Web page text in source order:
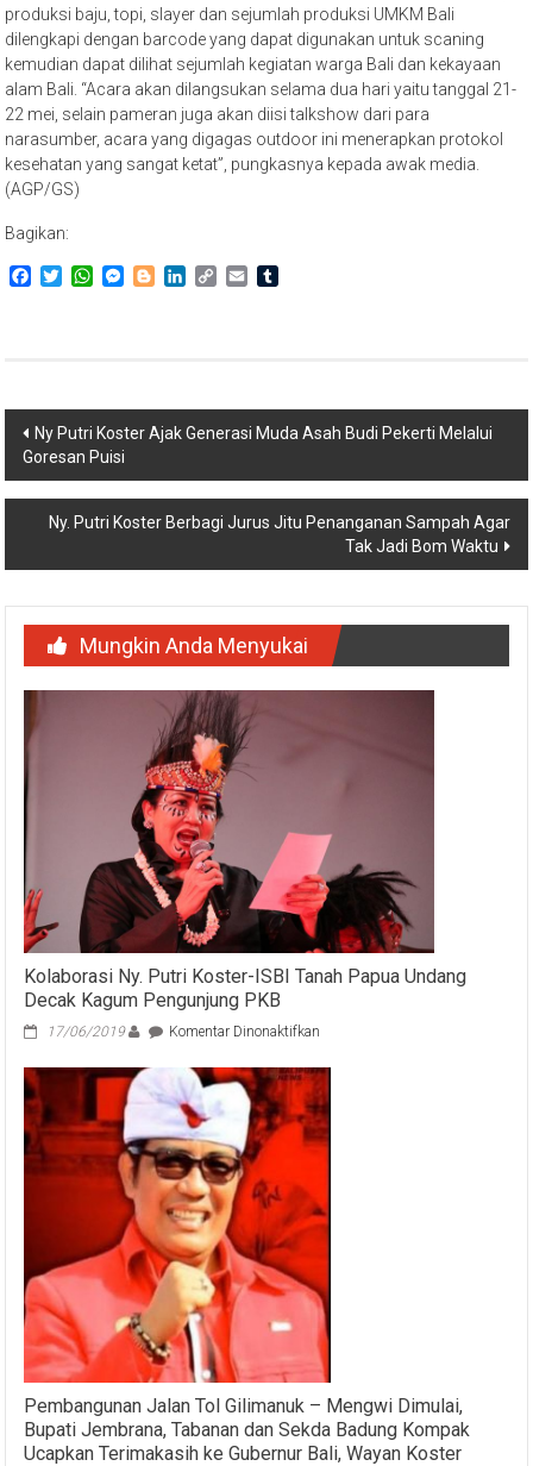
produksi baju, topi, slayer dan sejumlah produksi UMKM Bali
dilengkapi dengan barcode yang dapat digunakan untuk scaning
kemudian dapat dilihat sejumlah kegiatan warga Bali dan kekayaan
alam Bali. “Acara akan dilangsukan selama dua hari yaitu tanggal 21-
22 mei, selain pameran juga akan diisi talkshow dari para
narasumber, acara yang digagas outdoor ini menerapkan protokol
kesehatan yang sangat ketat”, pungkasnya kepada awak media.
(AGP/GS)
Bagikan:
Facebook
TwitterWhatsApp
Messenger
BloggerLinkedIn
CopyEmail
Navigasi
pos
Ny Putri Koster Ajak Generasi Muda Asah Budi Pekerti Melalui
Goresan Puisi
Ny. Putri Koster Berbagi Jurus Jitu Penanganan Sampah Agar
Tak Jadi Bom Waktu
Mungkin Anda Menyukai
Kolaborasi Ny. Putri Koster-ISBI Tanah Papua Undang
Decak Kagum Pengunjung PKB
17/06/2019 Komentar Dinonaktifkan
Ny.
Putri
Koster-
ISBI
Undang
Decak
PKB
Pembangunan Jalan Tol Gilimanuk – Mengwi Dimulai,
Bupati Jembrana, Tabanan dan Sekda Badung Kompak
Ucapkan Terimakasih ke Gubernur Bali, Wayan Koster